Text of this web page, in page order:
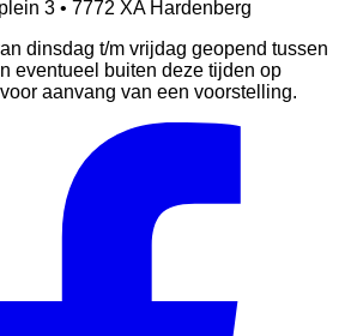
3 • 7772 XA Hardenberg
dinsdag t/m vrijdag geopend tussen
eventueel buiten deze tijden op
aanvang van een voorstelling.